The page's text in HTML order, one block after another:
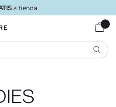
a tienda